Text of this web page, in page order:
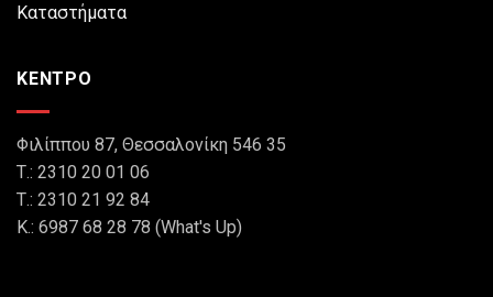
Καταστήματα
ΚΕΝΤΡΟ
Φιλίππου 87, Θεσσαλονίκη 546 35
Τ.: 2310 20 01 06
Τ.: 2310 21 92 84
Κ.: 6987 68 28 78 (What's Up)